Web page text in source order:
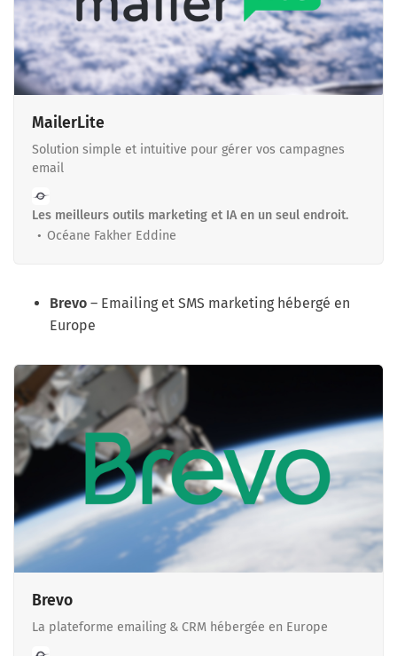
MailerLite
Solution simple et intuitive pour gérer vos campagnes
email
Les meilleurs outils marketing et IA en un seul endroit.
Océane Fakher Eddine
Brevo – Emailing et SMS marketing hébergé en
Europe
Brevo
La plateforme emailing & CRM hébergée en Europe